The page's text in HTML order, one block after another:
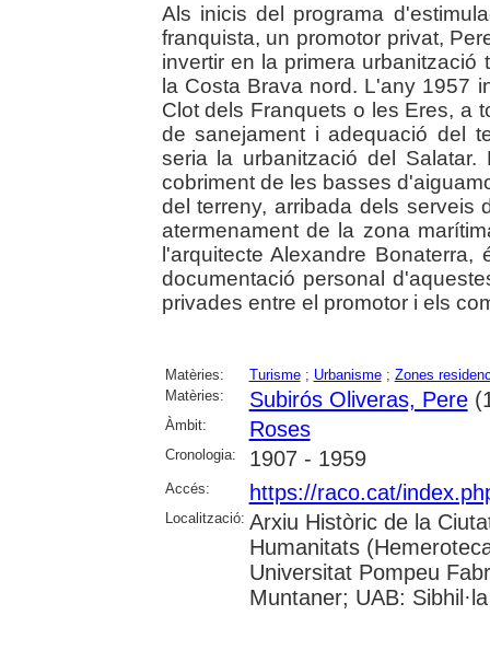
Als inicis del programa
franquista, un promotor privat,
invertir en la primera
la Costa Brava nord. L'any 1957
Clot dels Franquets o les Eres, a
de sanejament i adequació del
seria la urbanització del
cobriment de les basses
del terreny, arribada dels serveis
atermenament de la zona
l'arquitecte Alexandre
documentació personal
privades entre el promotor i els
Matèries: Turisme; Urbanisme; Zones
Matèries:
Subirós Oliveras, Pere
Àmbit: Roses
Cronologia: 1907 - 1959
Accés: https://raco.cat/
Localització: Arxiu Històric de la
Humanitats
Universitat Pompeu
Muntaner; UAB: Sibhil·la